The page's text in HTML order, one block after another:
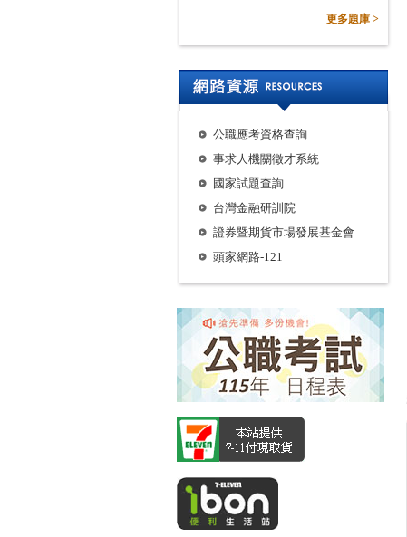
更多題庫 >
公職應考資格查詢
事求人機關徵才系統
國家試題查詢
台灣金融研訓院
證券暨期貨市場發展基金會
頭家網路-121